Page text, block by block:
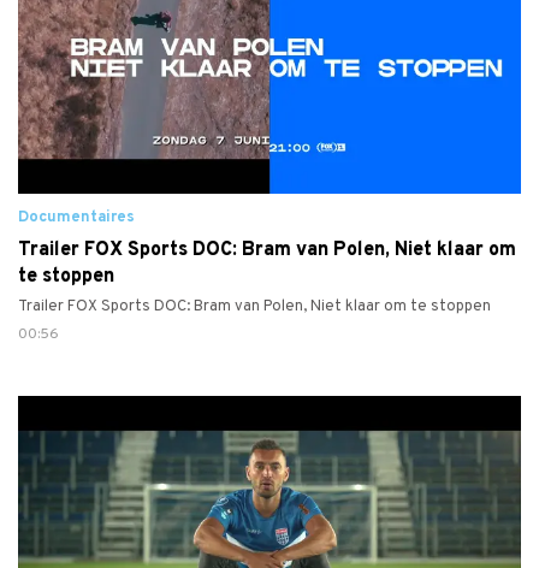
Documentaires
Trailer FOX Sports DOC: Bram van Polen, Niet klaar om
te stoppen
Trailer FOX Sports DOC: Bram van Polen, Niet klaar om te stoppen
00:56